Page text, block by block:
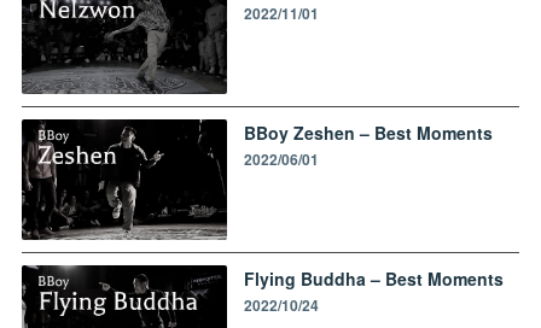
2022/11/01
BBoy Zeshen – Best Moments
2022/06/01
Flying Buddha – Best Moments
2022/10/24